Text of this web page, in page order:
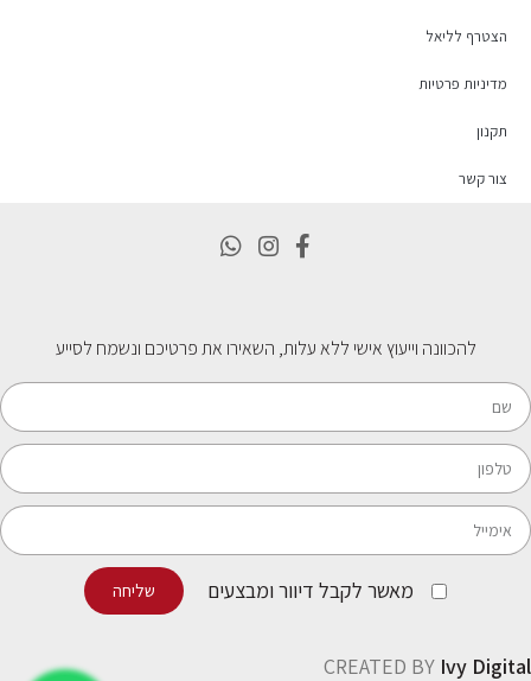
הצטרף לליאל
מדיניות פרטיות
תקנון
צור קשר
להכוונה וייעוץ אישי ללא עלות, השאירו את פרטיכם ונשמח לסייע
מאשר לקבל דיוור ומבצעים שליחה
CREATED BY Ivy Digital